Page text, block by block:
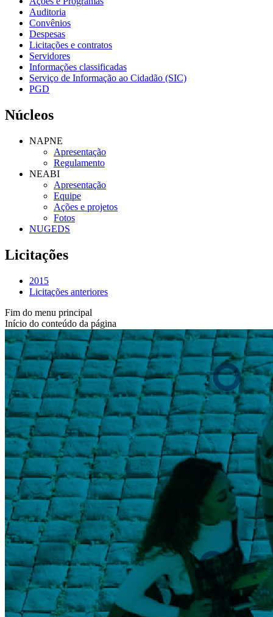
Auditoria
Convênios
Despesas
Licitações e contratos
Servidores
Informações classificadas
Serviço de Informação ao Cidadão (SIC)
PGD
Núcleos
NAPNE
Apresentação
Regulamento
NEABI
Apresentação
Equipe
Ações e projetos
Fotos
NUGEDS
Licitações
2015
Licitações anteriores
Fim do menu principal
Início do conteúdo da página